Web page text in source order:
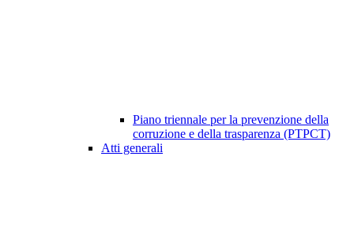
Piano triennale per la prevenzione della
corruzione e della trasparenza (PTPCT)
Atti generali